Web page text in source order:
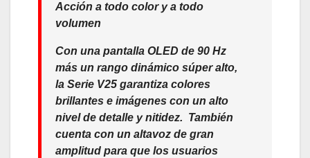
Acción a todo color y a todo
volumen
Con una pantalla OLED de 90 Hz
más un rango dinámico súper alto,
la Serie V25 garantiza colores
brillantes e imágenes con un alto
nivel de detalle y nitidez. También
cuenta con un altavoz de gran
amplitud para que los usuarios